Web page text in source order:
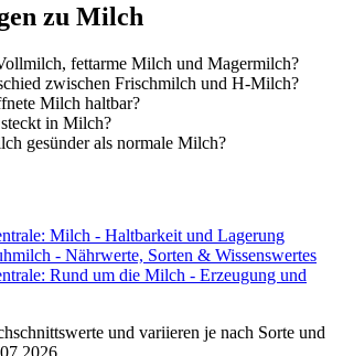
zu Milch
fettarme Milch und Magermilch?
zwischen Frischmilch und H-Milch?
Milch haltbar?
in Milch?
gesünder als normale Milch?
Milch - Haltbarkeit und Lagerung
- Nährwerte, Sorten & Wissenswertes
Rund um die Milch - Erzeugung und
und variieren je nach Sorte und